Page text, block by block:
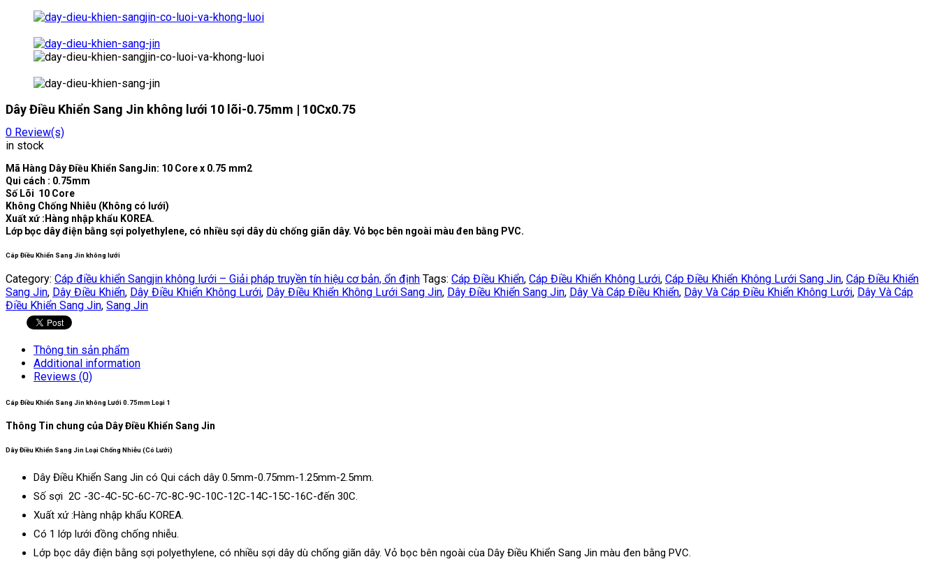
Dây Điều Khiển Sang Jin không lưới 10 lõi-0.75mm | 10Cx0.75
0 Review(s)
in stock
Mã Hàng Dây Điều Khiển SangJin: 10 Core x 0.75 mm2
Qui cách : 0.75mm
Số Lõi 10 Core
Không Chống Nhiễu (Không có lưới)
Xuất xứ :Hàng nhập khẩu KOREA.
Lớp bọc dây điện bằng sợi polyethylene, có nhiều sợi dây dù chống giãn dây. Vỏ bọc bên ngoài màu đen bằng PVC.
Cáp Điều Khiển Sang Jin không lưới
Category: Cáp điều khiển Sangjin không lưới – Giải pháp truyền tín hiệu cơ bản, ổn định Tags: Cáp Điều Khiển, Cáp Điều Khiển Không Lưới, Cáp Điều Khiển Không Lưới Sang Jin, Cáp Điều Khiển
Sang Jin, Dây Điều Khiển, Dây Điều Khiển Không Lưới, Dây Điều Khiển Không Lưới Sang Jin, Dây Điều Khiển Sang Jin, Dây Và Cáp Điều Khiển, Dây Và Cáp Điều Khiển Không Lưới, Dây Và Cáp
Điều Khiển Sang Jin, Sang Jin
Thông tin sản phẩm
Additional information
Reviews (0)
Cáp Điều Khiển Sang Jin không Lưới 0.75mm Loại 1
Thông Tin chung của Dây Điều Khiển Sang Jin
Dây Điều Khiển Sang Jin Loại Chống Nhiễu (Có Lưới)
Dây Điều Khiển Sang Jin có Qui cách dây 0.5mm-0.75mm-1.25mm-2.5mm.
Số sợi 2C -3C-4C-5C-6C-7C-8C-9C-10C-12C-14C-15C-16C-đến 30C.
Xuất xứ :Hàng nhập khẩu KOREA.
Có 1 lớp lưới đồng chống nhiễu.
Lớp bọc dây điện bằng sợi polyethylene, có nhiều sợi dây dù chống giãn dây. Vỏ bọc bên ngoài cùa Dây Điều Khiển Sang Jin màu đen bằng PVC.